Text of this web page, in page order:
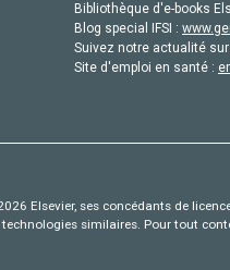
Bibliothèque d'e-books
Blog special IFSI :
Suivez notre actualité
Site d'emploi en santé :
Elsevier, ses concédants de
similaires. Pour tout